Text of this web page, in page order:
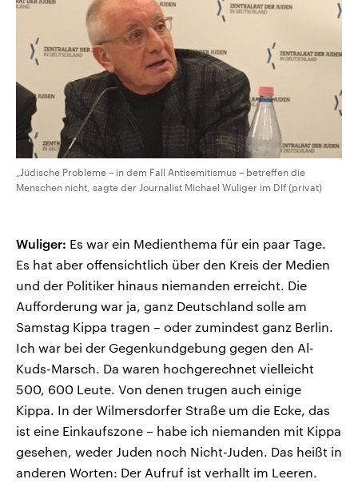
„Jüdische Probleme – in dem Fall Antisemitismus – betreffen die
Menschen nicht, sagte der Journalist Michael Wuliger im Dlf (privat)
Wuliger: Es war ein Medienthema für ein paar Tage.
Es hat aber offensichtlich über den Kreis der Medien
und der Politiker hinaus niemanden erreicht. Die
Aufforderung war ja, ganz Deutschland solle am
Samstag Kippa tragen – oder zumindest ganz Berlin.
Ich war bei der Gegenkundgebung gegen den Al-
Kuds-Marsch. Da waren hochgerechnet vielleicht
500, 600 Leute. Von denen trugen auch einige
Kippa. In der Wilmersdorfer Straße um die Ecke, das
ist eine Einkaufszone – habe ich niemanden mit Kippa
gesehen, weder Juden noch Nicht-Juden. Das heißt in
anderen Worten: Der Aufruf ist verhallt im Leeren.